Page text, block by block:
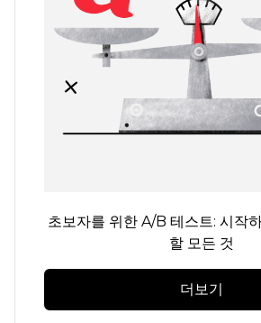
초보자를 위한 A/B 테스트: 시작
할 모든 것
더보기